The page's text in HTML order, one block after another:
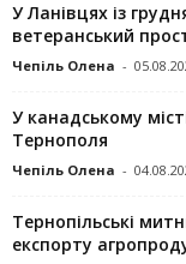
У Ланівцях із
ветеранський
Чепіль Олена -
У канадському
Тернополя
Чепіль Олена -
Тернопільські
експорту